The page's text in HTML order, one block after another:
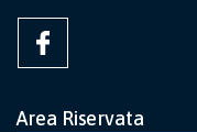
Area Riservata